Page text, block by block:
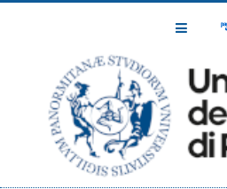
Toggle